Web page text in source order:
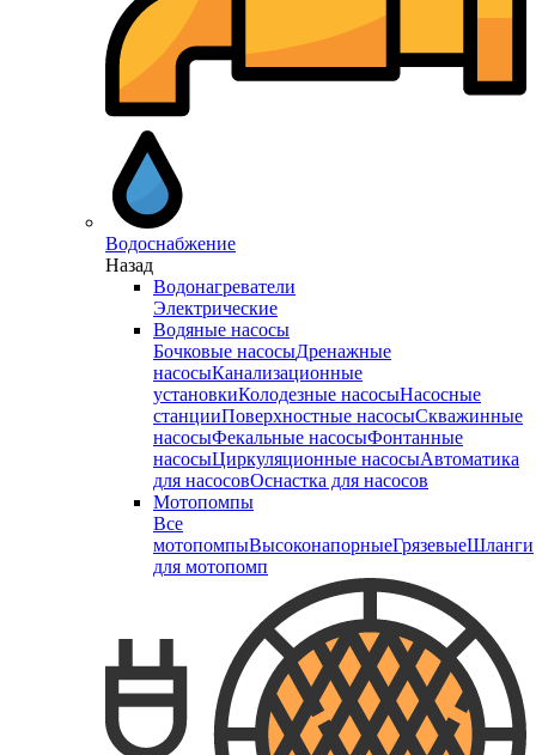
Водоснабжение
Назад
Водонагреватели
Электрические
Водяные насосы
Бочковые насосыДренажные
насосыКанализационные
установкиКолодезные насосыНасосные
станцииПоверхностные насосыСкважинные
насосыФекальные насосыФонтанные
насосыЦиркуляционные насосыАвтоматика
для насосовОснастка для насосов
Мотопомпы
Все
мотопомпыВысоконапорныеГрязевыеШланги
для мотопомп